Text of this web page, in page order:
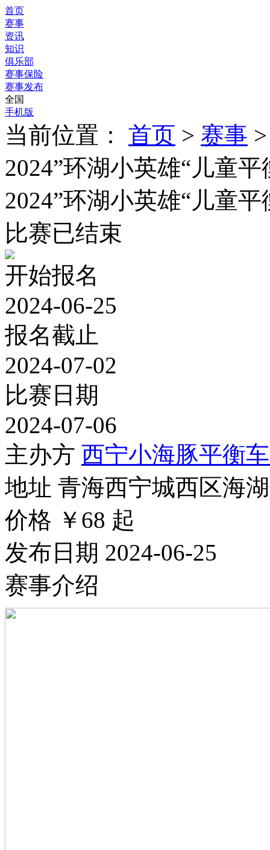
首页
赛事
资讯
知识
俱乐部
赛事保险
赛事发布
全国
手机版
当前位置： 首页 > 赛事 >
2024”环湖小英雄“儿童
2024”环湖小英雄“儿童
比赛已结束
开始报名
2024-06-25
报名截止
2024-07-02
比赛日期
2024-07-06
主办方 西宁小海豚平衡
地址 青海西宁城西区海
价格 ￥68 起
发布日期 2024-06-25
赛事介绍